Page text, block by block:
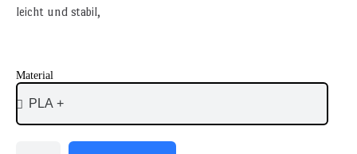
leicht und stabil,
Material